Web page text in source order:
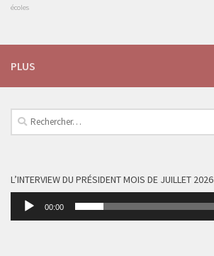
écoles
PLUS
Rechercher :
L’INTERVIEW DU PRÉSIDENT MOIS DE JUILLET 2026
Lecteur
00:00